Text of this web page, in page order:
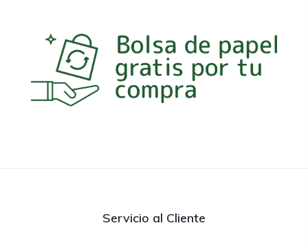
Servicio al Cliente